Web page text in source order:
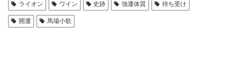
ライオン ワイン 史跡 強運体質 待ち受け
開運 馬場小歌